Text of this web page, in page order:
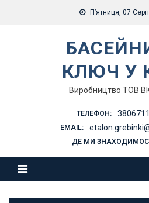
П’ятниця, 07
КЛЮЧ У
Виробництво ТОВ
ТЕЛЕФОН:
EMAIL:
ДЕ МИ